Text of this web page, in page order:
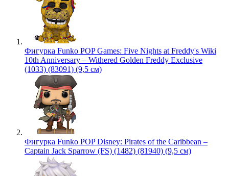
Фигурка Funko POP Games: Five Nights at Freddy's Wiki
10th Anniversary – Withered Golden Freddy Exclusive
(1033) (83091) (9,5 см)
Фигурка Funko POP Disney: Pirates of the Caribbean –
Captain Jack Sparrow (FS) (1482) (81940) (9,5 см)